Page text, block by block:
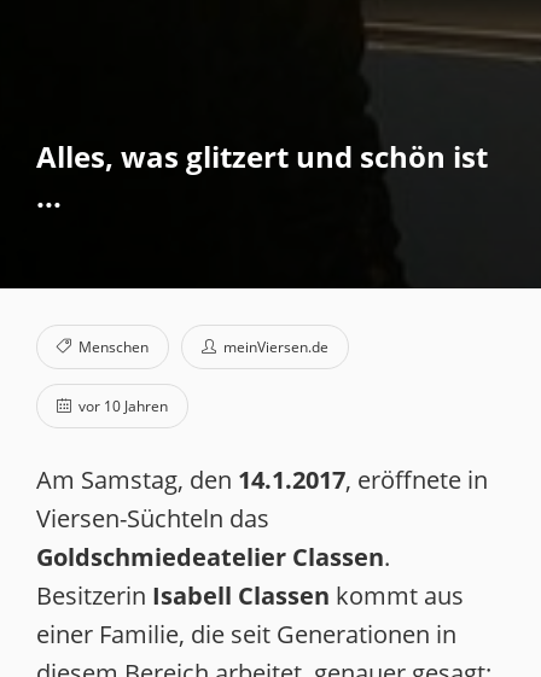
Alles, was glitzert und schön ist
...
Menschen meinViersen.de
vor 10 Jahren
Am Samstag, den 14.1.2017, eröffnete in
Viersen-Süchteln das
Goldschmiedeatelier Classen.
Besitzerin Isabell Classen kommt aus
einer Familie, die seit Generationen in